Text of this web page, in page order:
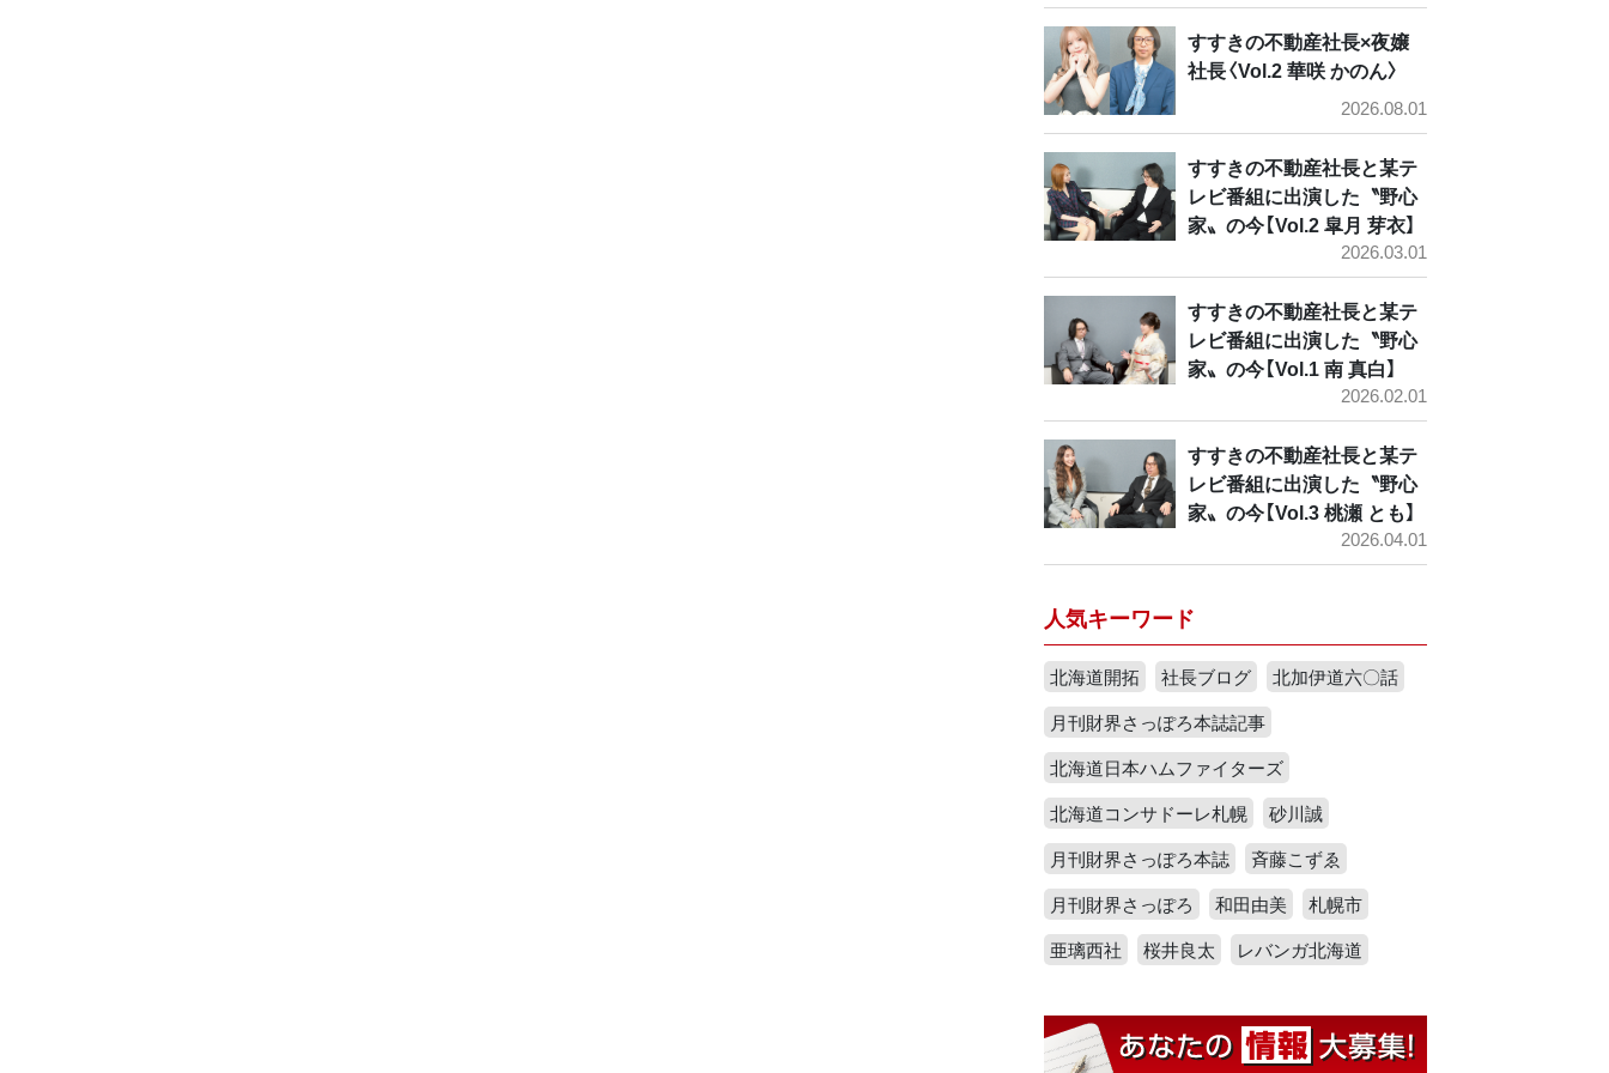
すすきの不動産社長×夜嬢
社長〈Vol.2 華咲 かのん〉
2026.08.01
すすきの不動産社長と某テ
レビ番組に出演した〝野心
家〟の今【Vol.2 皐月 芽衣】
2026.03.01
すすきの不動産社長と某テ
レビ番組に出演した〝野心
家〟の今【Vol.1 南 真白】
2026.02.01
すすきの不動産社長と某テ
レビ番組に出演した〝野心
家〟の今【Vol.3 桃瀬 とも】
2026.04.01
人気キーワード
北海道開拓 社長ブログ
北加伊道六〇話
月刊財界さっぽろ本誌記事
北海道日本ハムファイターズ
北海道コンサドーレ札幌
砂川誠
月刊財界さっぽろ本誌
斉藤こずゑ
月刊財界さっぽろ
和田由美
札幌市
亜璃西社
桜井良太 レバンガ北海道